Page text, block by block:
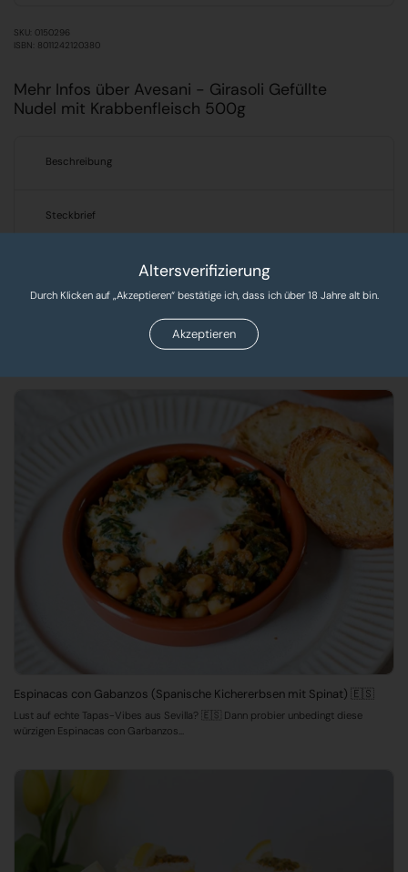
SKU: 0150296
ISBN: 8011242120380
Mehr Infos über Avesani - Girasoli Gefüllte
Nudel mit Krabbenfleisch 500g
Beschreibung
Steckbrief
Verantwortlicher Lebensmittelunternehmer
Produkte, Rezepte & Tipps!
Espinacas con Gabanzos (Spanische Kichererbsen mit Spinat) 🇪🇸
Lust auf echte Tapas-Vibes aus Sevilla? 🇪🇸 Dann probier unbedingt diese
würzigen Espinacas con Garbanzos...
Altersverifizierung
Durch Klicken auf „Akzeptieren“ bestätige ich, dass ich über 18 Jahre alt bin.
Akzeptieren